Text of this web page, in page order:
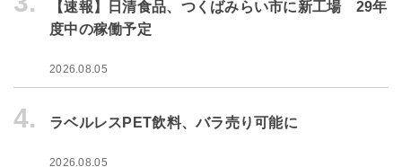
【速報】日清食品、つくばみらい市に新工場 29年
度中の稼働予定
2026.08.05
4. ラベルレスPET飲料、バラ売り可能に
2026.08.05